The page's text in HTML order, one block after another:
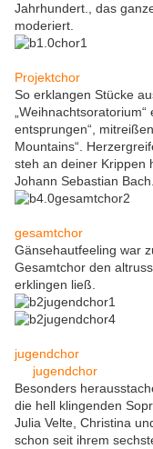
Jahrhundert., das
moderiert.
Projektchor
So erklangen Stücke
entsprungen“,
Mountains“.
steh an deiner Krippen
Johann Sebastian Bach.
gesamtchor
Gänsehautfeeling war
Gesamtchor den
erklingen ließ.
jugendchor
jugendchor
Besonders
die hell klingenden
Julia Velte, Christina
schon seit ihrem